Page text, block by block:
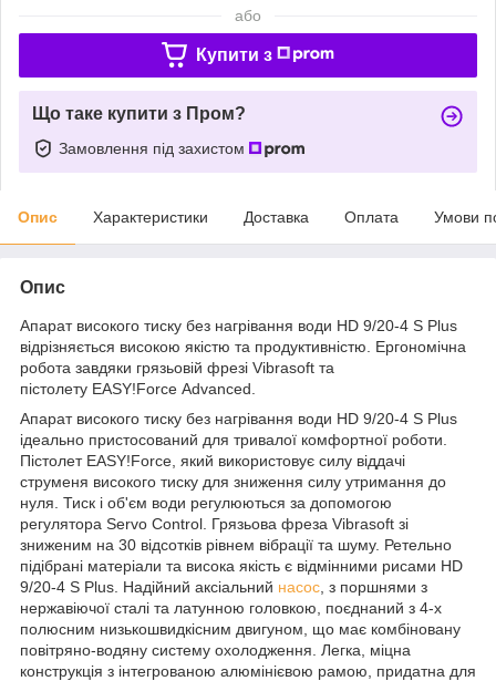
або
Купити з
Що таке купити з Пром?
Замовлення під захистом
Опис Характеристики Доставка Оплата Умови
Опис
Апарат високого тиску без нагрівання води HD 9/20-4 S Plus
відрізняється високою якістю та продуктивністю. Ергономічна
робота завдяки грязьовій фрезі Vibrasoft та
пістолету EASY!Force Advanced.
Апарат високого тиску без нагрівання води HD 9/20-4 S Plus
ідеально пристосований для тривалої комфортної роботи.
Пістолет EASY!Force, який використовує силу віддачі
струменя високого тиску для зниження силу утримання до
нуля. Тиск і об'єм води регулюються за допомогою
регулятора Servo Control. Грязьова фреза Vibrasoft зі
зниженим на 30 відсотків рівнем вібрації та шуму. Ретельно
підібрані матеріали та висока якість є відмінними рисами HD
9/20-4 S Plus. Надійний аксіальний насос , з поршнями з
нержавіючої сталі та латунною головкою, поєднаний з 4-х
полюсним низькошвидкісним двигуном, що має комбіновану
повітряно-водяну систему охолодження. Легка, міцна
конструкція з інтегрованою алюмінієвою рамою, придатна для